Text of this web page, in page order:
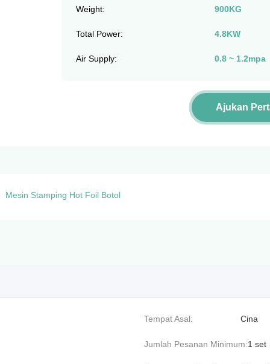
Weight: 900KG
Total Power: 4.8KW
Air Supply: 0.8 ~ 1.2mpa
Ajukan
Mesin Stamping Hot Foil Botol
Tempat Asal: Cina
Jumlah Pesanan Minimum:1 set